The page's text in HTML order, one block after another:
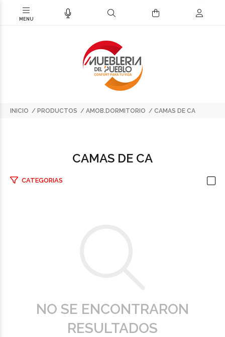
INICIO PRODUCTOS AMOB.DORMITORIO CAMAS DE CA
CAMAS DE CA
CATEGORIAS
NO SE ENCONTRARON
RESULTADOS